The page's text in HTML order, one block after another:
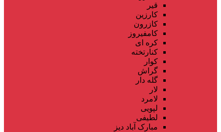
قیر
کارزین
کازرون
کامفیروز
کره ای
کنارتخته
کوار
گراش
گله دار
لار
لامرد
لپویی
لطیفی
مبارک آباد دیز